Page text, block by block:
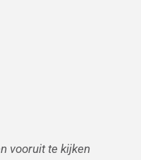
vooruit te kijken